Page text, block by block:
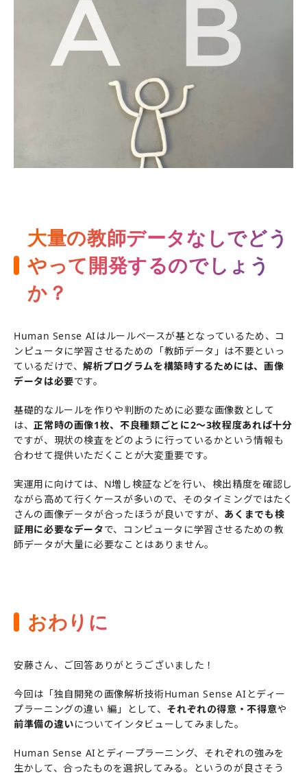
大量の教師データなしでどう
やって開発するのでしょう
か？
Human Sense AIはルールベースが基となっているため、コ
ンピュータに学習させるための「教師データ」は不要といっ
ているだけで、解析プログラムを構築時するためには、画像
データは必要です。
基礎的なルールを作りや判断のために必要な画像数として
は、正常時の画像1枚、不良種類ごとに2～3枚程度あれば十分
ですが、現状の検査をどのように行っているかという情報も
合わせて提供いただくことが大変重要です。
実運用に向けては、N増し検証などを行い、検出精度を確認し
ながら高めて行くケースが多いので、そのタイミングではたく
さんの画像データが合ったほうが良いですが、 あくまでも検
証用に必要なデータで、コンピュータに学習させるための教
師データが大量に必要なことはありません。
おわりに
安藤さん、ご回答ありがとうございました！
今回は「独自開発の画像解析技術Human Sense AIとディー
プラーニングの違い 編」として、 それぞれの得意・不得意や
前準備の違いについてインタビューしてみました。
Human Sense AIとディープラーニング、それぞれの強みを
生かして、合ったものを選択してみる。というのが良さそう